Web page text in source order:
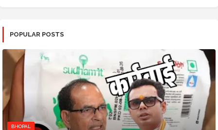
POPULAR POSTS
BHOPAL